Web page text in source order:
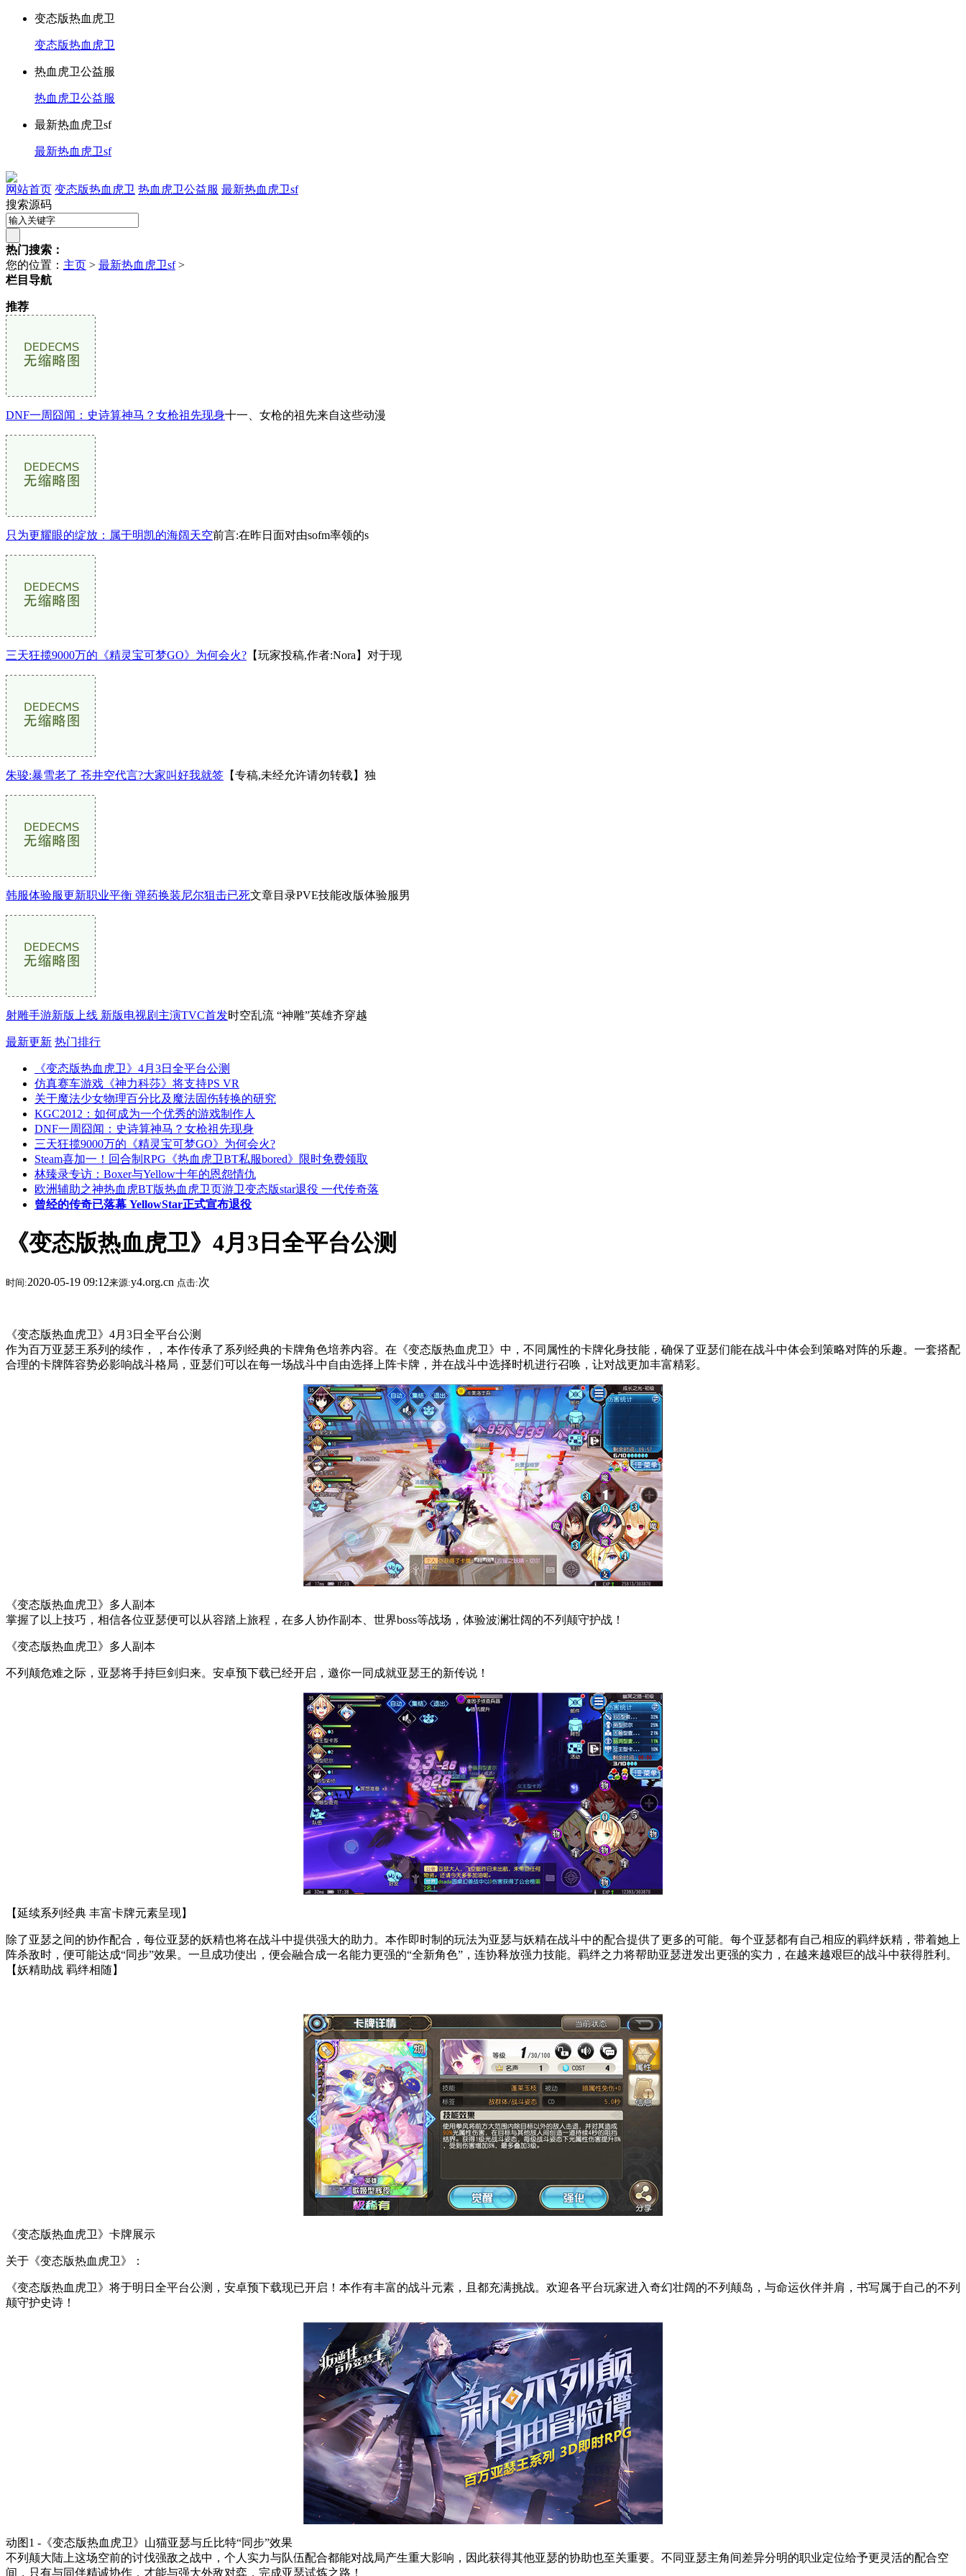
变态版热血虎卫
变态版热血虎卫
热血虎卫公益服
热血虎卫公益服
最新热血虎卫sf
最新热血虎卫sf
网站首页 变态版热血虎卫 热血虎卫公益服 最新热血虎卫sf
搜索源码
热门搜索：
您的位置： 主页 > 最新热血虎卫sf>
栏目导航
推荐
DNF一周囧闻：史诗算神马？女枪祖先现身十一、女枪的祖先来自这些动漫
只为更耀眼的绽放：属于明凯的海阔天空前言:在昨日面对由sofm率领的s
三天狂揽9000万的《精灵宝可梦GO》为何会火? 【玩家投稿,作者:Nora】对于现
朱骏:暴雪老了 苍井空代言?大家叫好我就签 【专稿,未经允许请勿转载】独
韩服体验服更新职业平衡 弹药换装尼尔狙击已死文章目录PVE技能改版体验服男
射雕手游新版上线 新版电视剧主演TVC首发时空乱流 “神雕”英雄齐穿越
最新更新 热门排行
《变态版热血虎卫》4月3日全平台公测
仿真赛车游戏《神力科莎》将支持PS VR
关于魔法少女物理百分比及魔法固伤转换的研究
KGC2012：如何成为一个优秀的游戏制作人
DNF一周囧闻：史诗算神马？女枪祖先现身
三天狂揽9000万的《精灵宝可梦GO》为何会火?
Steam喜加一！回合制RPG《热血虎卫BT私服bored》限时免费领取
林臻录专访：Boxer与Yellow十年的恩怨情仇
欧洲辅助之神热血虎BT版热血虎卫页游卫变态版star退役 一代传奇落
曾经的传奇已落幕 YellowStar正式宣布退役
《变态版热血虎卫》4月3日全平台公测
时间:2020-05-19 09:12来源:y4.org.cn 点击:次
《变态版热血虎卫》4月3日全平台公测
作为百万亚瑟王系列的续作，，本作传承了系列经典的卡牌角色培养内容。在《变态版热血虎卫》中，不同属性的卡牌化身技能，确保了亚瑟们能在战斗中体会到策略对阵的乐趣。一套搭配
合理的卡牌阵容势必影响战斗格局，亚瑟们可以在每一场战斗中自由选择上阵卡牌，并在战斗中选择时机进行召唤，让对战更加丰富精彩。
《变态版热血虎卫》多人副本
掌握了以上技巧，相信各位亚瑟便可以从容踏上旅程，在多人协作副本、世界boss等战场，体验波澜壮阔的不列颠守护战！
《变态版热血虎卫》多人副本
不列颠危难之际，亚瑟将手持巨剑归来。安卓预下载已经开启，邀你一同成就亚瑟王的新传说！
【延续系列经典 丰富卡牌元素呈现】
除了亚瑟之间的协作配合，每位亚瑟的妖精也将在战斗中提供强大的助力。本作即时制的玩法为亚瑟与妖精在战斗中的配合提供了更多的可能。每个亚瑟都有自己相应的羁绊妖精，带着她上
阵杀敌时，便可能达成“同步”效果。一旦成功使出，便会融合成一名能力更强的“全新角色”，连协释放强力技能。羁绊之力将帮助亚瑟迸发出更强的实力，在越来越艰巨的战斗中获得胜利。
【妖精助战 羁绊相随】
《变态版热血虎卫》卡牌展示
关于《变态版热血虎卫》：
《变态版热血虎卫》将于明日全平台公测，安卓预下载现已开启！本作有丰富的战斗元素，且都充满挑战。欢迎各平台玩家进入奇幻壮阔的不列颠岛，与命运伙伴并肩，书写属于自己的不列
颠守护史诗！
动图1 -《变态版热血虎卫》山猫亚瑟与丘比特“同步”效果
不列颠大陆上这场空前的讨伐强敌之战中，个人实力与队伍配合都能对战局产生重大影响，因此获得其他亚瑟的协助也至关重要。不同亚瑟主角间差异分明的职业定位给予更灵活的配合空
间，只有与同伴精诚协作，才能与强大外敌对弈，完成亚瑟试炼之路！